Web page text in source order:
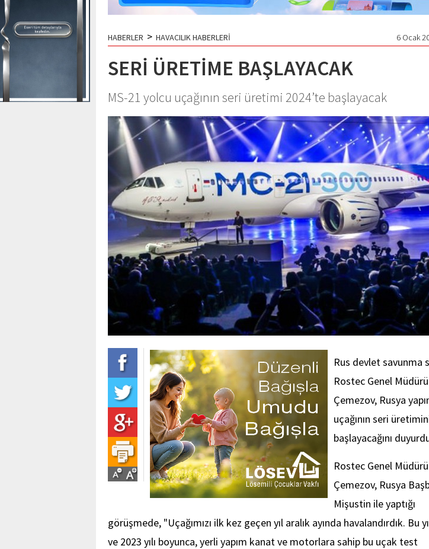
HABERLER > HAVACILIK HABERLERİ 6 Ocak
SERİ ÜRETİME BAŞLAYACAK
MS-21 yolcu uçağının seri üretimi 2024’te başlayacak
Rus devlet savunma
Rostec Genel
Çemezov, Rusya
uçağının seri
başlayacağını
Rostec Genel
Çemezov, Rusya
Mişustin ile yaptığı
görüşmede, "Uçağımızı ilk kez geçen yıl aralık ayında havalandırdık. Bu
ve 2023 yılı boyunca, yerli yapım kanat ve motorlara sahip bu uçak test